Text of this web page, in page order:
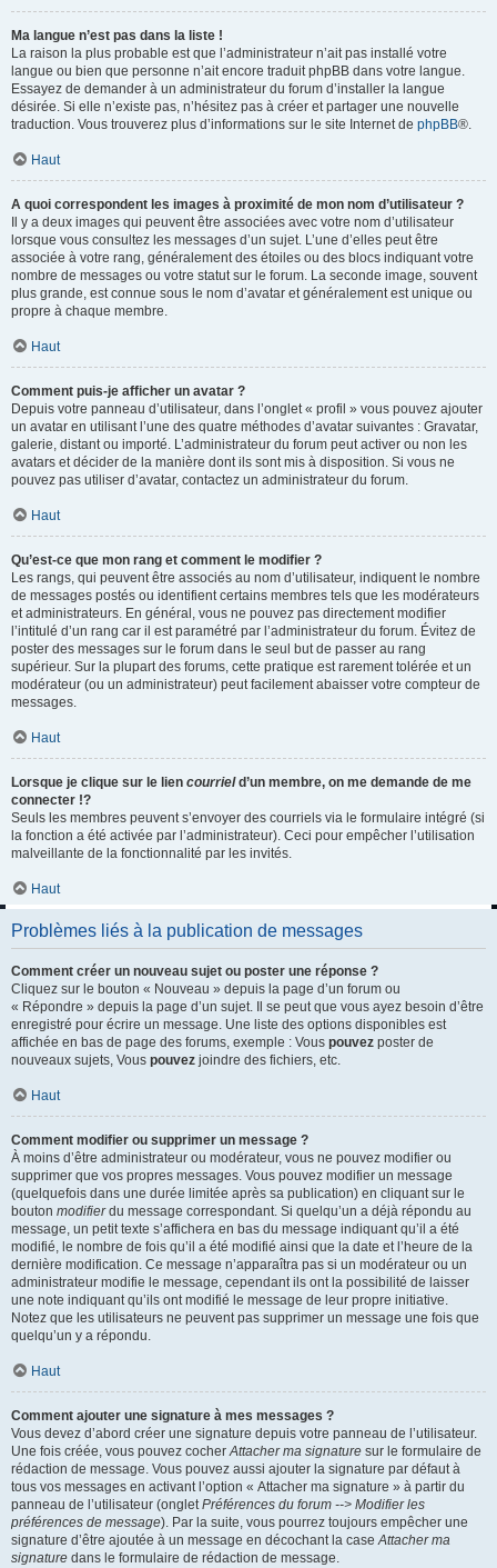
Ma langue n’est pas dans la liste !
La raison la plus probable est que l’administrateur n’ait pas installé votre
langue ou bien que personne n’ait encore traduit phpBB dans votre langue.
Essayez de demander à un administrateur du forum d’installer la langue
désirée. Si elle n’existe pas, n’hésitez pas à créer et partager une nouvelle
traduction. Vous trouverez plus d’informations sur le site Internet de phpBB®.
Haut
A quoi correspondent les images à proximité de mon nom d’utilisateur ?
Il y a deux images qui peuvent être associées avec votre nom d’utilisateur
lorsque vous consultez les messages d’un sujet. L’une d’elles peut être
associée à votre rang, généralement des étoiles ou des blocs indiquant votre
nombre de messages ou votre statut sur le forum. La seconde image, souvent
plus grande, est connue sous le nom d’avatar et généralement est unique ou
propre à chaque membre.
Haut
Comment puis-je afficher un avatar ?
Depuis votre panneau d’utilisateur, dans l’onglet « profil » vous pouvez ajouter
un avatar en utilisant l’une des quatre méthodes d’avatar suivantes : Gravatar,
galerie, distant ou importé. L’administrateur du forum peut activer ou non les
avatars et décider de la manière dont ils sont mis à disposition. Si vous ne
pouvez pas utiliser d’avatar, contactez un administrateur du forum.
Haut
Qu’est-ce que mon rang et comment le modifier ?
Les rangs, qui peuvent être associés au nom d’utilisateur, indiquent le nombre
de messages postés ou identifient certains membres tels que les modérateurs
et administrateurs. En général, vous ne pouvez pas directement modifier
l’intitulé d’un rang car il est paramétré par l’administrateur du forum. Évitez de
poster des messages sur le forum dans le seul but de passer au rang
supérieur. Sur la plupart des forums, cette pratique est rarement tolérée et un
modérateur (ou un administrateur) peut facilement abaisser votre compteur de
messages.
Haut
Lorsque je clique sur le lien courrield’un membre, on me demande de me
connecter !?
Seuls les membres peuvent s’envoyer des courriels via le formulaire intégré (si
la fonction a été activée par l’administrateur). Ceci pour empêcher l’utilisation
malveillante de la fonctionnalité par les invités.
Haut
Problèmes liés à la publication de messages
Comment créer un nouveau sujet ou poster une réponse ?
Cliquez sur le bouton « Nouveau » depuis la page d’un forum ou
« Répondre » depuis la page d’un sujet. Il se peut que vous ayez besoin d’être
enregistré pour écrire un message. Une liste des options disponibles est
affichée en bas de page des forums, exemple : Vous pouvez poster de
nouveaux sujets, Vous pouvez joindre des fichiers, etc.
Haut
Comment modifier ou supprimer un message ?
À moins d’être administrateur ou modérateur, vous ne pouvez modifier ou
supprimer que vos propres messages. Vous pouvez modifier un message
(quelquefois dans une durée limitée après sa publication) en cliquant sur le
bouton modifierdu message correspondant. Si quelqu’un a déjà répondu au
message, un petit texte s’affichera en bas du message indiquant qu’il a été
modifié, le nombre de fois qu’il a été modifié ainsi que la date et l’heure de la
dernière modification. Ce message n’apparaîtra pas si un modérateur ou un
administrateur modifie le message, cependant ils ont la possibilité de laisser
une note indiquant qu’ils ont modifié le message de leur propre initiative.
Notez que les utilisateurs ne peuvent pas supprimer un message une fois que
quelqu’un y a répondu.
Haut
Comment ajouter une signature à mes messages ?
Vous devez d’abord créer une signature depuis votre panneau de l’utilisateur.
Une fois créée, vous pouvez cocher Attacher ma signature sur le formulaire de
rédaction de message. Vous pouvez aussi ajouter la signature par défaut à
tous vos messages en activant l’option « Attacher ma signature » à partir du
panneau de l’utilisateur (onglet Préférences du forum --> Modifier les
préférences de message). Par la suite, vous pourrez toujours empêcher une
signature d’être ajoutée à un message en décochant la case Attacher ma
signature dans le formulaire de rédaction de message.